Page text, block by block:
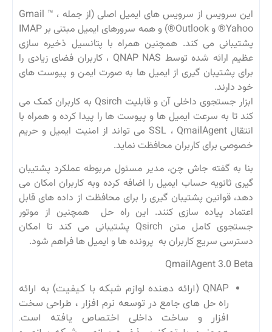
این سرویس از سرویس های ایمیل اصلی (از جمله Gmail ™ ،
Yahoo® و Outlook®) و همه سرورهای ایمیل مبتنی بر IMAP
پشتیبانی می کند. همچنین همراه با پتانسیل ذخیره سازی
عظیم ارائه شده توسط QNAP NAS ، کاربران فضای زیادی را
برای پشتیبان گیری از ایمیل ها به صورت ایمن و پیوست های
خود دارند.
ابزار جستجوی داخلی آن و قابلیت Qsirch به کاربران کمک می
کند تا به سرعت ایمیل ها و پیوست ها را پیدا کرده و همراه با
انتقال SSL ، QmailAgent می تواند از امنیت ایمیل و حریم
خصوصی برای کاربران محافظت نماید.
بنا به گفته جاش چن، مدیر مسئول مربوطه عملکرد پشتیبان
گیری ثانویه حساب ایمیل را اضافه کرده وبه کاربران امکان می
دهد، قوانین پشتیبان گیری را برای محافظت از داده های قابل
اعتماد پیاده سازی کنند. این راه حل همچنین از موتور
جستجوی کامل متن Qsirch پشتیبانی می کند تا امکان
دسترسی سریع کاربران به پرونده ها و ایمیل ها فراهم شود.
QmailAgent 3.0 Beta
QNAP (ارائه دهنده لوازم شبکه با کیفیت) به ارائه
راه حل های جامع در توسعه نرم افزار ، طراحی سخت
افزار و ساخت داخلی اختصاص یافته است.